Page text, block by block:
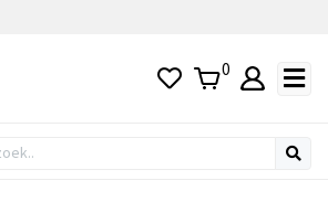
0